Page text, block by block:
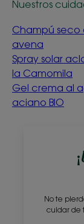
No te
cuidar de
Nuestros
Champú seco
avena
Spray solar
la Camomila
Gel crema al
aciano BIO